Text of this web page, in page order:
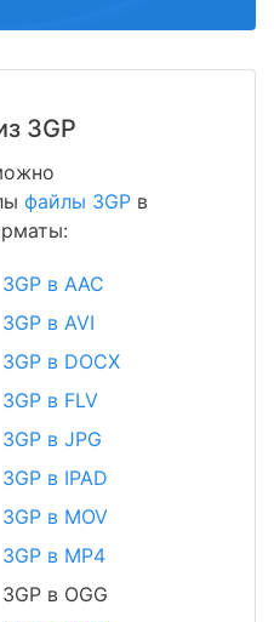
3GP
файлы 3GP в
3GP в AAC
3GP в AVI
3GP в DOCX
3GP в FLV
3GP в JPG
3GP в IPAD
3GP в MOV
3GP в MP4
3GP в OGG